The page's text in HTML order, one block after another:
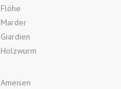
Flöhe
Marder
Giardien
Holzwurm
Ameisen